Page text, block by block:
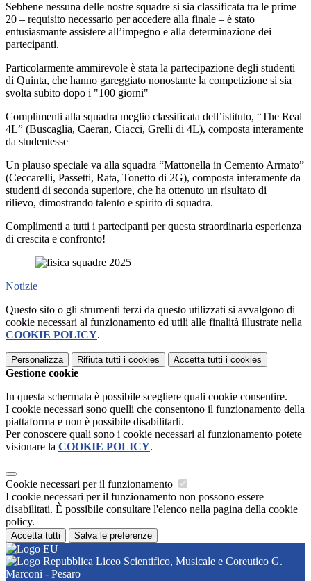
Sebbene nessuna delle nostre squadre si sia classificata tra le prime
20 – requisito necessario per accedere alla finale – è stato
entusiasmante assistere all’impegno e alla determinazione dei
partecipanti.
Particolarmente ammirevole è stata la partecipazione degli studenti
di Quinta, che hanno gareggiato nonostante la competizione si sia
svolta subito dopo i "100 giorni"
Complimenti alla squadra meglio classificata dell’istituto, “The Real
4L” (Buscaglia, Caeran, Ciacci, Grelli di 4L), composta interamente
da studentesse
Un plauso speciale va alla squadra “Mattonella in Cemento Armato”
(Ceccarelli, Passetti, Rata, Tonetto di 2G), composta interamente da
studenti di seconda superiore, che ha ottenuto un risultato di
rilievo, dimostrando talento e spirito di squadra.
Complimenti a tutti i partecipanti per questa straordinaria esperienza
di crescita e confronto!
Notizie
Questo sito o gli strumenti terzi da questo utilizzati si avvalgono di
cookie necessari al funzionamento ed utili alle finalità illustrate nella
COOKIE POLICY.
Personalizza Rifiuta tutti i cookies Accetta tutti i cookies
Gestione cookie
In questa schermata è possibile scegliere quali cookie consentire.
I cookie necessari sono quelli che consentono il funzionamento della
piattaforma e non è possibile disabilitarli.
Per conoscere quali sono i cookie necessari al funzionamento potete
visionare la COOKIE POLICY.
Cookie necessari per il funzionamento
I cookie necessari per il funzionamento non possono essere
disabilitati. È possibile consultare l'elenco nella pagina della cookie
policy.
Accetta tutti Salva le preferenze
Liceo Scientifico, Musicale e Coreutico G.
Marconi - Pesaro